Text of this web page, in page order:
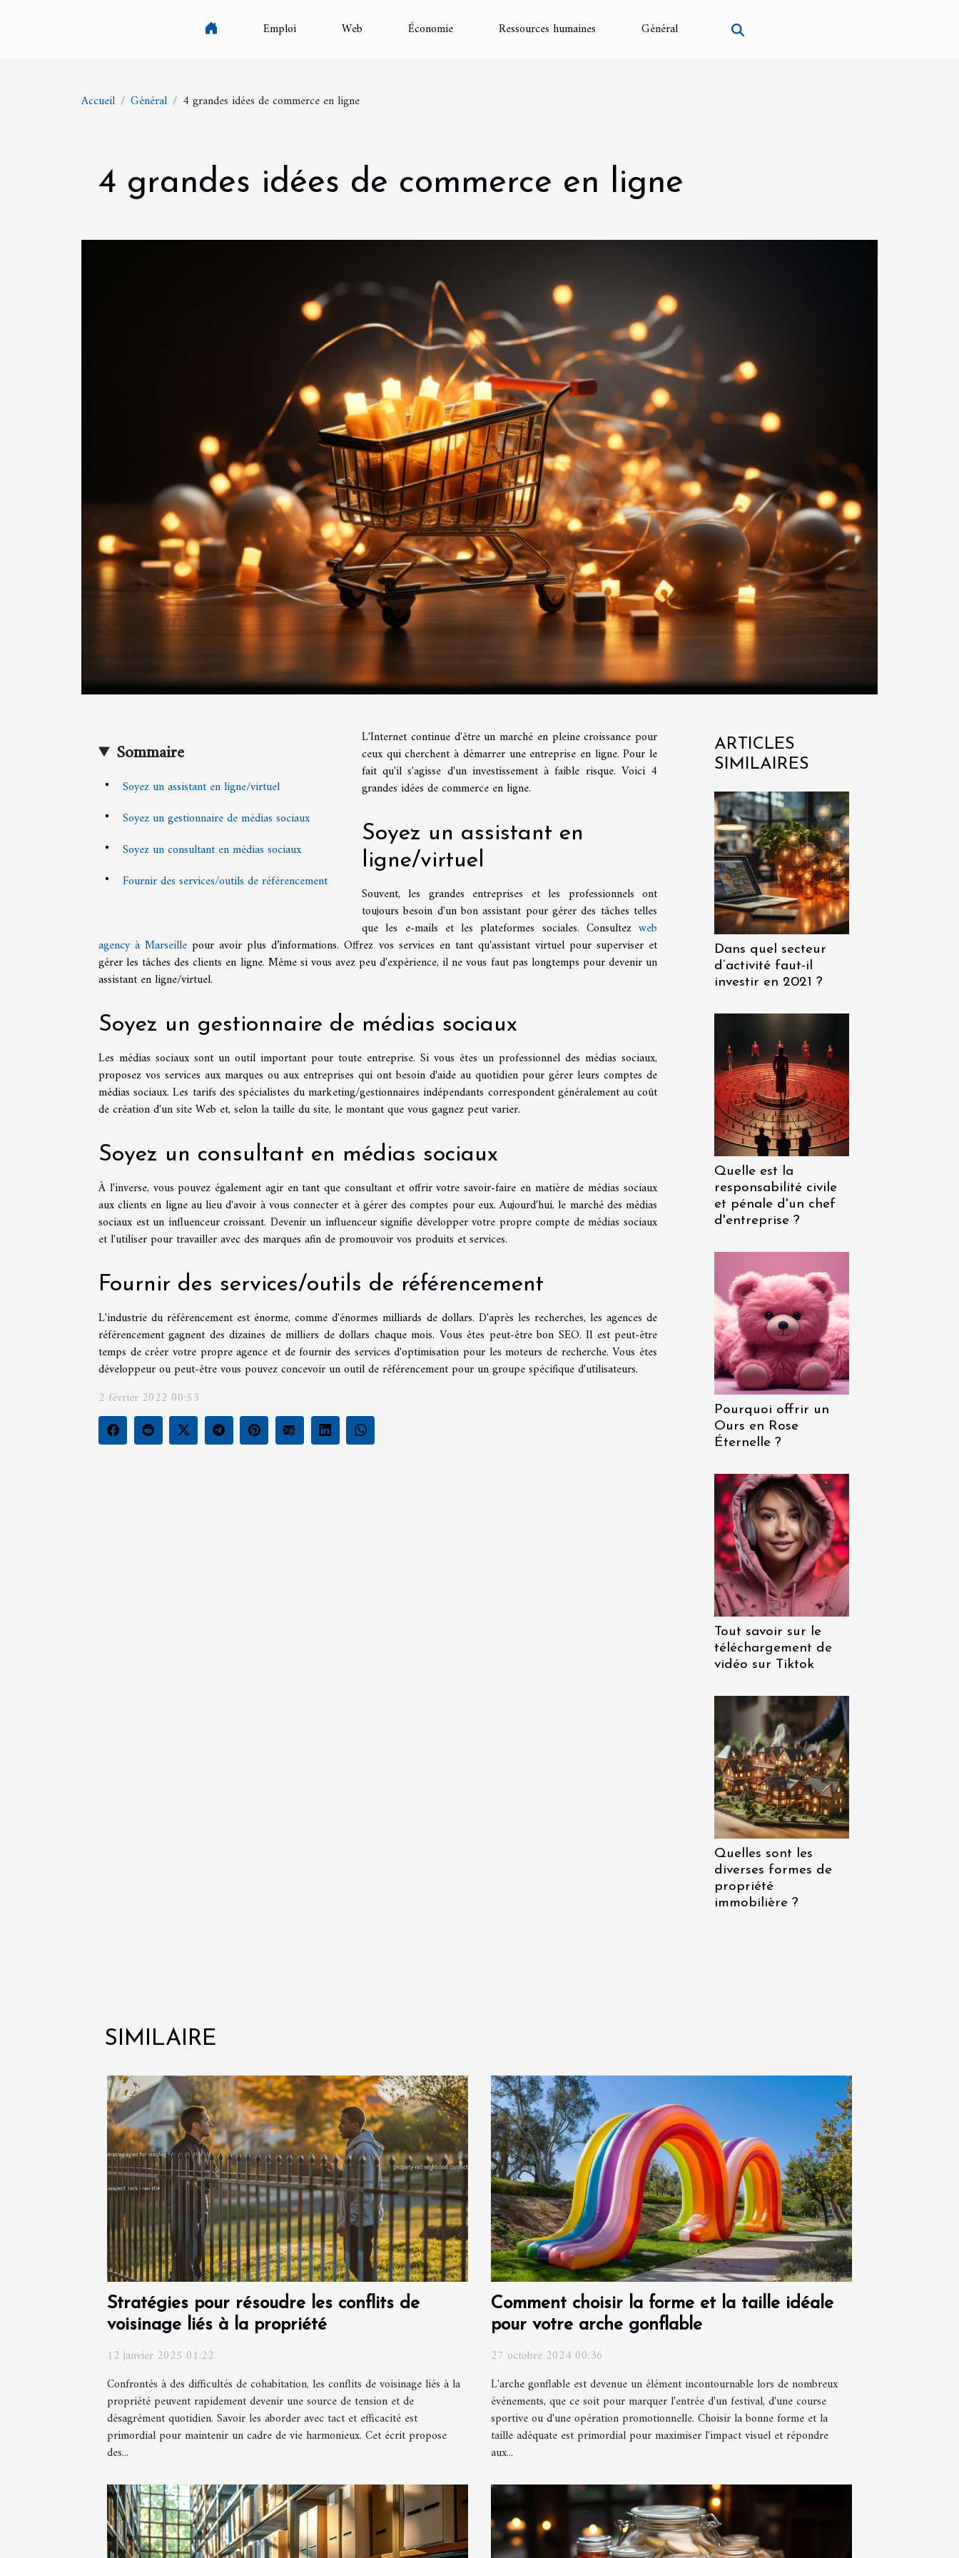
Emploi Web Économie Ressources humaines Général
Accueil Général 4 grandes idées de commerce en ligne
4 grandes idées de commerce en ligne
Sommaire
Soyez un assistant en ligne/virtuel
Soyez un gestionnaire de médias sociaux
Soyez un consultant en médias sociaux
Fournir des services/outils de référencement
L'Internet continue d'être un marché en pleine croissance pour
ceux qui cherchent à démarrer une entreprise en ligne. Pour le
fait qu'il s'agisse d'un investissement à faible risque. Voici 4
grandes idées de commerce en ligne.
Soyez un assistant en
ligne/virtuel
Souvent, les grandes entreprises et les professionnels ont
toujours besoin d'un bon assistant pour gérer des tâches telles
que les e-mails et les plateformes sociales. Consultezweb
agency à Marseille pour avoir plus d’informations. Offrez vos services en tant qu'assistant virtuel pour superviser et
gérer les tâches des clients en ligne. Même si vous avez peu d'expérience, il ne vous faut pas longtemps pour devenir un
assistant en ligne/virtuel.
Soyez un gestionnaire de médias sociaux
Les médias sociaux sont un outil important pour toute entreprise. Si vous êtes un professionnel des médias sociaux,
proposez vos services aux marques ou aux entreprises qui ont besoin d'aide au quotidien pour gérer leurs comptes de
médias sociaux. Les tarifs des spécialistes du marketing/gestionnaires indépendants correspondent généralement au coût
de création d'un site Web et, selon la taille du site, le montant que vous gagnez peut varier.
Soyez un consultant en médias sociaux
À l'inverse, vous pouvez également agir en tant que consultant et offrir votre savoir-faire en matière de médias sociaux
aux clients en ligne au lieu d'avoir à vous connecter et à gérer des comptes pour eux. Aujourd'hui, le marché des médias
sociaux est un influenceur croissant. Devenir un influenceur signifie développer votre propre compte de médias sociaux
et l'utiliser pour travailler avec des marques afin de promouvoir vos produits et services.
Fournir des services/outils de référencement
L'industrie du référencement est énorme, comme d'énormes milliards de dollars. D'après les recherches, les agences de
référencement gagnent des dizaines de milliers de dollars chaque mois. Vous êtes peut-être bon SEO. Il est peut-être
temps de créer votre propre agence et de fournir des services d'optimisation pour les moteurs de recherche. Vous êtes
développeur ou peut-être vous pouvez concevoir un outil de référencement pour un groupe spécifique d'utilisateurs.
2 février 2022 00:53
ARTICLES
SIMILAIRES
Dans quel secteur
d’activité faut-il
investir en 2021 ?
Quelle est la
responsabilité civile
et pénale d'un chef
d'entreprise ?
Pourquoi offrir un
Ours en Rose
Éternelle ?
Tout savoir sur le
téléchargement de
vidéo sur Tiktok
Quelles sont les
diverses formes de
propriété
immobilière ?
SIMILAIRE
Stratégies pour résoudre les conflits de
voisinage liés à la propriété
12 janvier 2025 01:22
Confrontés à des difficultés de cohabitation, les conflits de voisinage liés à la
propriété peuvent rapidement devenir une source de tension et de
désagrément quotidien. Savoir les aborder avec tact et efficacité est
primordial pour maintenir un cadre de vie harmonieux. Cet écrit propose
des...
Comment choisir la forme et la taille idéale
pour votre arche gonflable
27 octobre 2024 00:36
L'arche gonflable est devenue un élément incontournable lors de nombreux
événements, que ce soit pour marquer l'entrée d'un festival, d'une course
sportive ou d'une opération promotionnelle. Choisir la bonne forme et la
taille adéquate est primordial pour maximiser l'impact visuel et répondre
aux...